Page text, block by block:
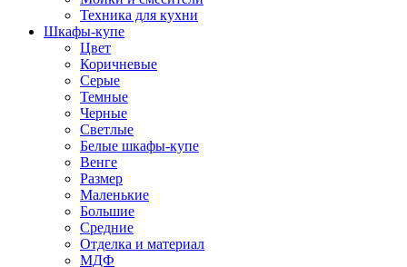
Техника для кухни
Шкафы-купе
Цвет
Коричневые
Серые
Темные
Черные
Светлые
Белые шкафы-купе
Венге
Размер
Маленькие
Большие
Средние
Отделка и материал
МДФ